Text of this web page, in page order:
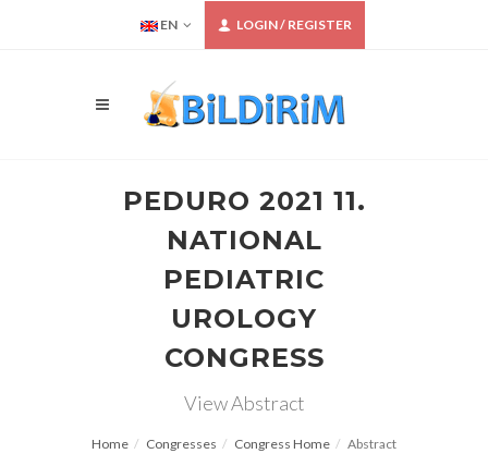
EN LOGIN / REGISTER
PEDURO 2021 11.
NATIONAL
PEDIATRIC
UROLOGY
CONGRESS
View Abstract
Home Congresses Congress Home Abstract